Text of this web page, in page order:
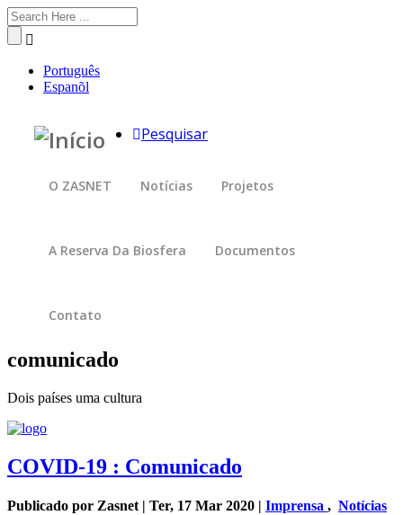
Passar
para
o
conteúdo
principal
Search
Português
Espanõl
O ZASNET Notícias Projetos
A Reserva Da Biosfera Documentos
Contato
Pesquisar
comunicado
Dois países uma cultura
COVID-19 : Comunicado
Publicado por Zasnet | Ter, 17 Mar 2020 | Imprensa , Notícias